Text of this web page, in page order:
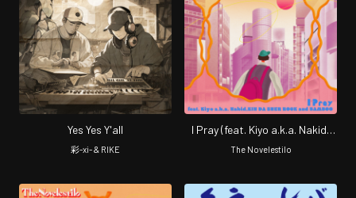
Yes Yes Y'all
彩-xi- & RIKE
I Pray (feat. Kiyo a.k.a. Nakid,
KIN DA SHER ROCK & BAMBOO)
The Novelestilo